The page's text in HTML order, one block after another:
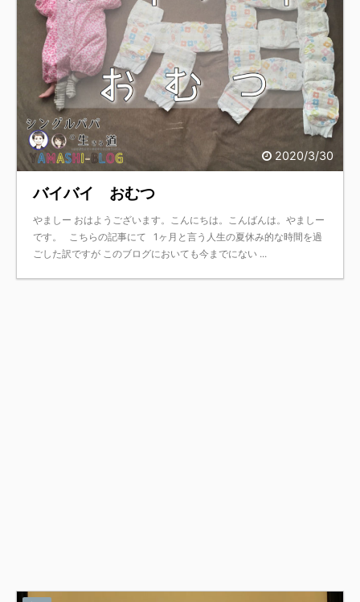
2020/3/30
バイバイ おむつ
やましー おはようございます。こんにちは。こんばんは。やましー
です。 こちらの記事にて 1ヶ月と言う人生の夏休み的な時間を過
ごした訳ですが このブログにおいても今までにない ...